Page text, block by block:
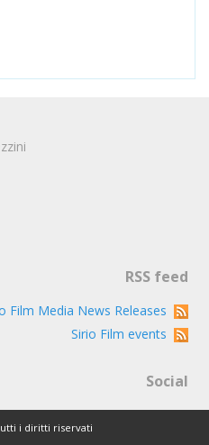
RSS feed
Film Media News Releases
Sirio Film events
Social
i diritti riservati